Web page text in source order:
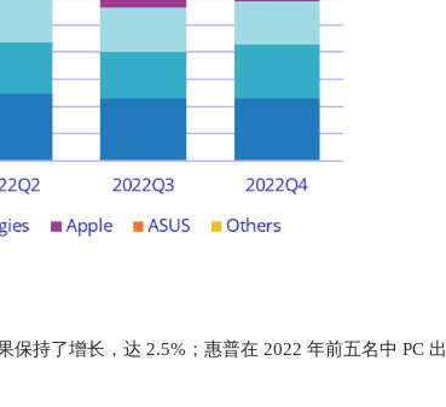
保持了增长，达 2.5%；惠普在 2022 年前五名中 PC